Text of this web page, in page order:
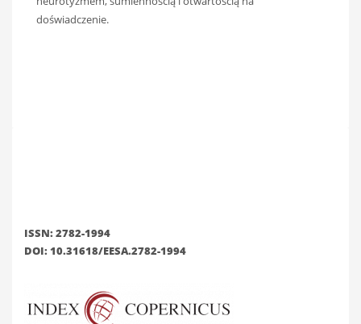
doświadczenie.
ISSN: 2782-1994
DOI: 10.31618/EESA.2782-1994